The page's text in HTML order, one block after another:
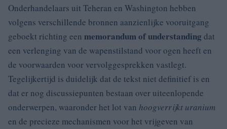
Onderhandelaars uit Teheran en Washington hebben
volgens verschillende bronnen aanzienlijke vooruitgang
geboekt richting een memorandum of understanding dat
een verlenging van de wapenstilstand voor ogen heeft en
de voorwaarden voor vervolggesprekken vastlegt.
Tegelijkertijd is duidelijk dat de tekst niet definitief is en
dat er nog discussiepunten bestaan over uiteenlopende
onderwerpen, waaronder het lot van hoogverrijkt uranium
en de precieze mechanismen voor het vrijgeven van